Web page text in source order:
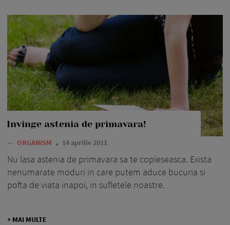
Invinge astenia de primavara!
— ORGANISM 14 aprilie 2011
Nu lasa astenia de primavara sa te copleseasca. Exista
nenumarate moduri in care putem aduce bucuria si
pofta de viata inapoi, in sufletele noastre.
+ MAI MULTE